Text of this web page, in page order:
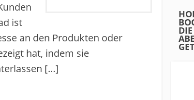
ist
an den Produkten oder
hat, indem sie
[…]